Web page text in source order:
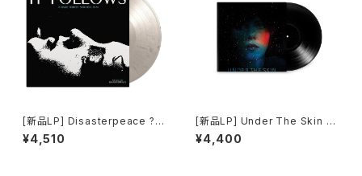
[新品LP] Disasterpeace ? It
Follows (limited black and
white marbled vinyl) / イッ
¥4,510
[新品LP] Under The Skin O
ST -Mica Levi / アンダー・
ザ・スキン 種の捕食
¥4,400